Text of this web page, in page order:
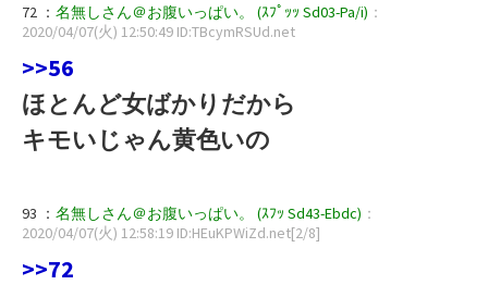
72 ： 名無しさん＠お腹いっぱい。 (ｽﾌﾟｯｯ Sd03-Pa/i) ：
2020/04/07(火) 12:50:49 ID:TBcymRSUd.net
>>56
ほとんど女ばかりだから
キモいじゃん黄色いの
93 ： 名無しさん＠お腹いっぱい。 (ｽﾌｯ Sd43-Ebdc) ：
2020/04/07(火) 12:58:19 ID:HEuKPWiZd.net[2/8]
>>72